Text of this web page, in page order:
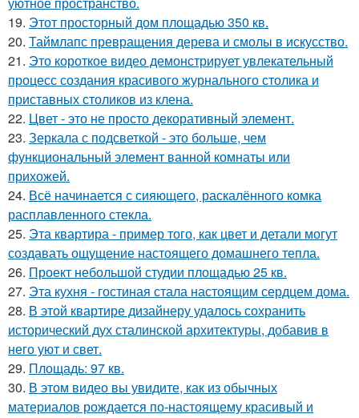
19. Этот просторный дом площадью 350 кв.
20. Таймлапс превращения дерева и смолы в искусство.
21. Это короткое видео демонстрирует увлекательный
процесс создания красивого журнального столика и
приставных столиков из клена.
22. Цвет - это не просто декоративный элемент.
23. Зеркала с подсветкой - это больше, чем
функциональный элемент ванной комнаты или
прихожей.
24. Всё начинается с сияющего, раскалённого комка
расплавленного стекла.
25. Эта квартира - пример того, как цвет и детали могут
создавать ощущение настоящего домашнего тепла.
26. Проект небольшой студии площадью 25 кв.
27. Эта кухня - гостиная стала настоящим сердцем дома.
28. В этой квартире дизайнеру удалось сохранить
исторический дух сталинской архитектуры, добавив в
него уют и свет.
29. Площадь: 97 кв.
30. В этом видео вы увидите, как из обычных
материалов рождается по-настоящему красивый и